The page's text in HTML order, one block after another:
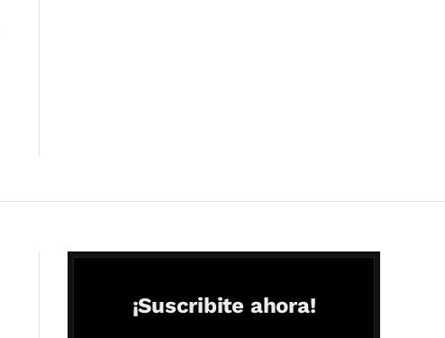
¡Suscribite ahora!